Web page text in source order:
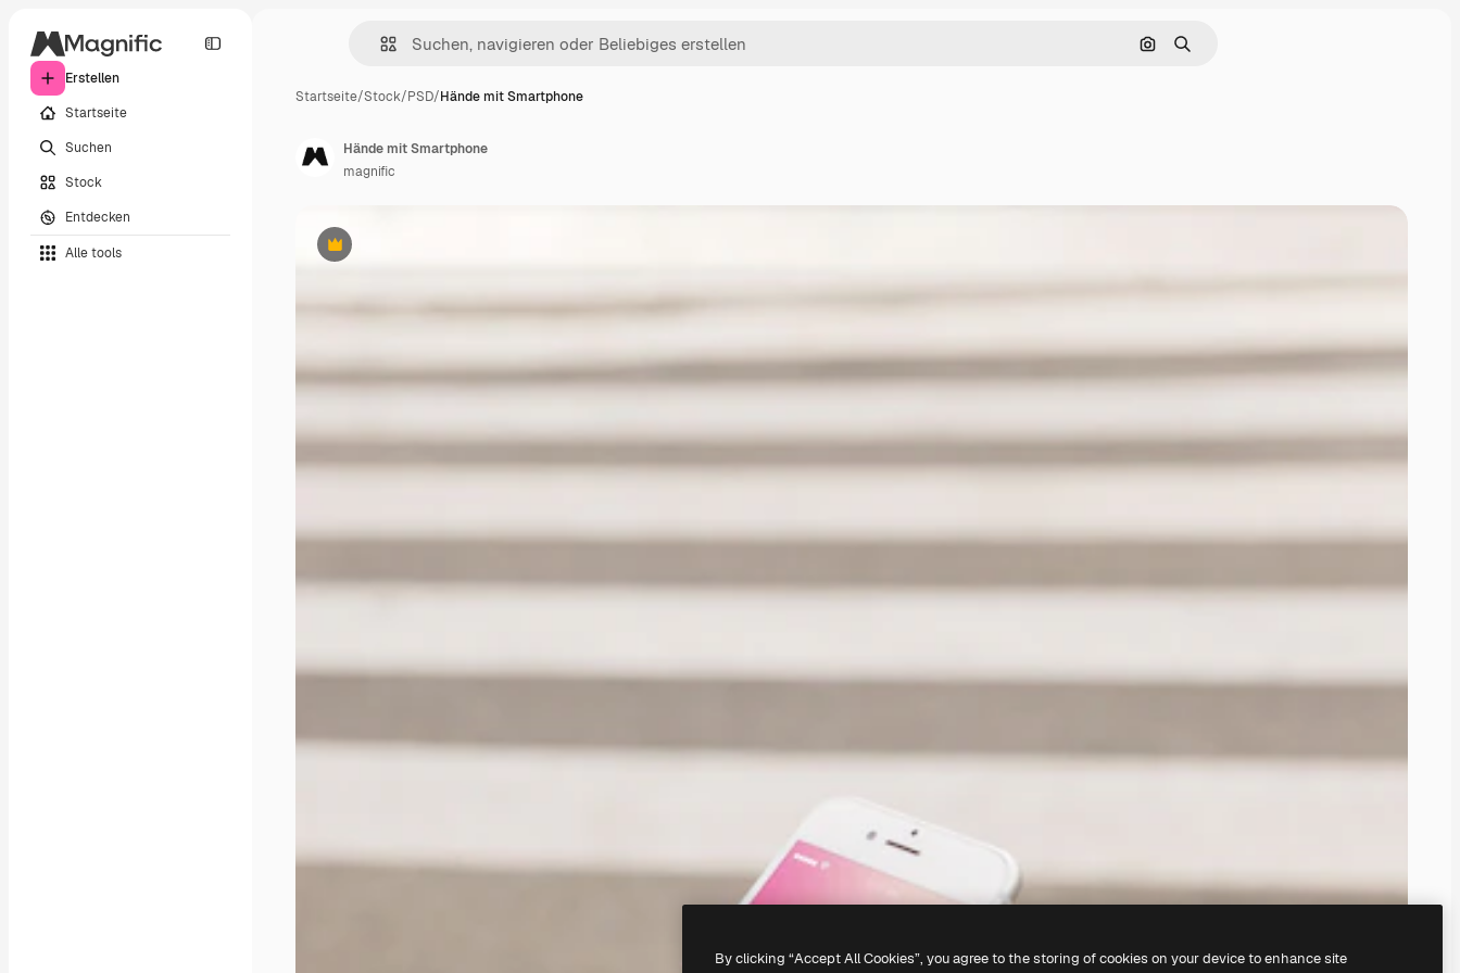
Erstellen
Startseite
Suchen
Stock
Entdecken
Alle tools
Nach Bild suchen
Suchen
Startseite/Stock/PSD/Hände mit Smartphone
Premium
Hände mit Smartphone
magnific
By clicking “Accept All Cookies”, you agree to the storing of cookies on your device to enhance site